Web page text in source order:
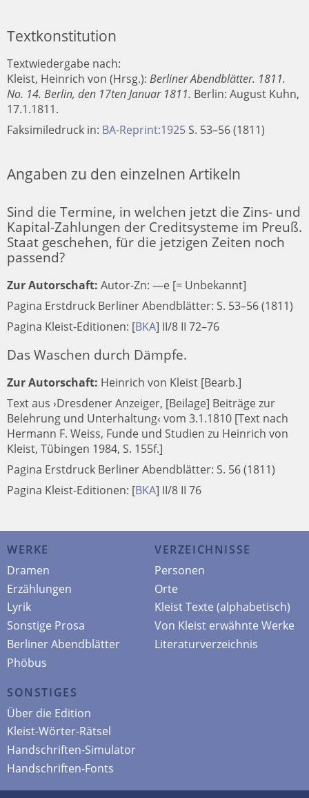
Textkonstitution
Textwiedergabe nach:
Kleist, Heinrich von (Hrsg.): Berliner Abendblätter. 1811.
No. 14. Berlin, den 17ten Januar 1811. Berlin: August Kuhn,
17.1.1811.
Faksimiledruck in: BA-Reprint:1925 S. 53–56 (1811)
Angaben zu den einzelnen Artikeln
Sind die Termine, in welchen jetzt die Zins- und
Kapital-Zahlungen der Creditsysteme im Preuß.
Staat geschehen, für die jetzigen Zeiten noch
passend?
Zur Autorschaft: Autor-Zn: —e [= Unbekannt]
Pagina Erstdruck Berliner Abendblätter: S. 53–56 (1811)
Pagina Kleist-Editionen: [BKA] II/8 II 72–76
Das Waschen durch Dämpfe.
Zur Autorschaft: Heinrich von Kleist [Bearb.]
Text aus ›Dresdener Anzeiger, [Beilage] Beiträge zur
Belehrung und Unterhaltung‹ vom 3.1.1810 [Text nach
Hermann F. Weiss, Funde und Studien zu Heinrich von
Kleist, Tübingen 1984, S. 155f.]
Pagina Erstdruck Berliner Abendblätter: S. 56 (1811)
Pagina Kleist-Editionen: [BKA] II/8 II 76
WERKE
Dramen
Erzählungen
Lyrik
Sonstige Prosa
Berliner Abendblätter
Phöbus
VERZEICHNISSE
Personen
Orte
Kleist Texte (alphabetisch)
Von Kleist erwähnte Werke
Literaturverzeichnis
SONSTIGES
Über die Edition
Kleist-Wörter-Rätsel
Handschriften-Simulator
Handschriften-Fonts